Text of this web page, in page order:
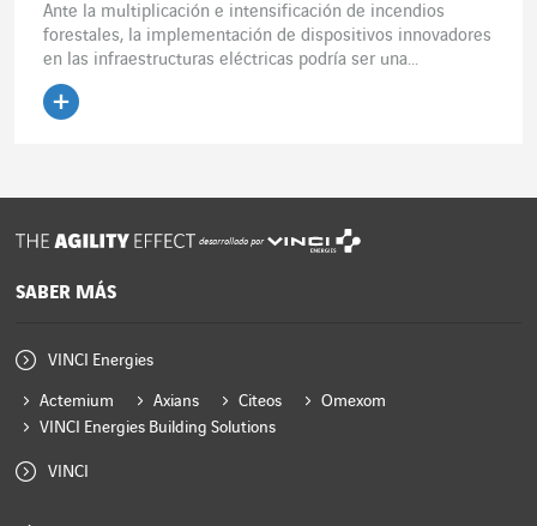
Ante la multiplicación e intensificación de incendios
forestales, la implementación de dispositivos innovadores
en las infraestructuras eléctricas podría ser una...
desarrollado por
SABER MÁS
VINCI Energies
Actemium Axians Citeos
Omexom
VINCI Energies Building Solutions
VINCI